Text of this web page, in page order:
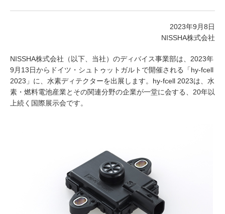
2023年9月8日
NISSHA株式会社
NISSHA株式会社（以下、当社）のディバイス事業部は、2023年
9月13日からドイツ・シュトゥットガルトで開催される「hy-fcell
2023」に、水素ディテクターを出展します。hy-fcell 2023は、水
素・燃料電池産業とその関連分野の企業が一堂に会する、20年以
上続く国際展示会です。